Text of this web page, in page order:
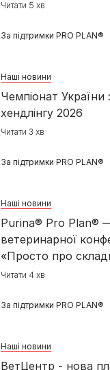
Читати 5 хв
За підтримки PRO PLAN®
Наші новини
Чемпіонат України
хендлінгу 2026
Читати 3 хв
За підтримки PRO PLAN®
Наші новини
Purina® Pro Plan®
ветеринарної
«Просто про
Читати 4 хв
За підтримки PRO PLAN®
Наші новини
ВетЦентр - нова